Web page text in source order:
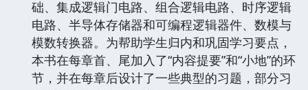
础、集成逻辑门电路、组合逻辑电路、时序逻辑
电路、半导体存储器和可编程逻辑器件、数模与
模数转换器。为帮助学生归内和巩固学习要点，
本书在每章首、尾加入了“内容提要”和“小地”的环
节，并在每章后设计了一些典型的习题，部分习